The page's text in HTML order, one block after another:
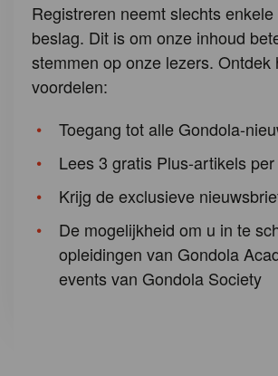
Registreren neemt slechts
beslag. Dit is om onze inhoud
stemmen op onze lezers. Ontdek
voordelen:
Toegang tot alle Gondola-
Lees 3 gratis Plus-artikels
Krijg de exclusieve
De mogelijkheid om u in te
opleidingen van Gondola
events van Gondola Society